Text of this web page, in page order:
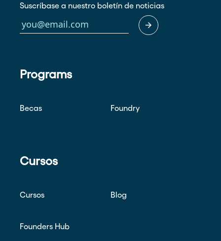
Suscríbase a nuestro boletín de noticias
Programs
Becas Foundry
Cursos
Cursos Blog
Founders Hub